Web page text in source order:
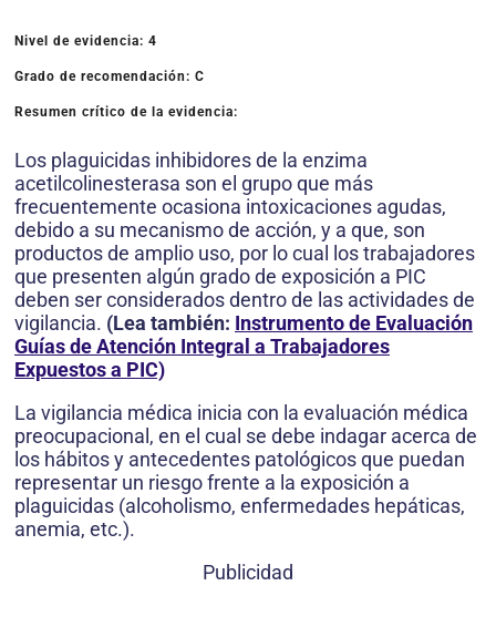
Nivel de evidencia: 4
Grado de recomendación: C
Resumen crítico de la evidencia:
Los plaguicidas inhibidores de la enzima
acetilcolinesterasa son el grupo que más
frecuentemente ocasiona intoxicaciones agudas,
debido a su mecanismo de acción, y a que, son
productos de amplio uso, por lo cual los trabajadores
que presenten algún grado de exposición a PIC
deben ser considerados dentro de las actividades de
vigilancia. (Lea también: Instrumento de Evaluación
Guías de Atención Integral a Trabajadores
Expuestos a PIC)
La vigilancia médica inicia con la evaluación médica
preocupacional, en el cual se debe indagar acerca de
los hábitos y antecedentes patológicos que puedan
representar un riesgo frente a la exposición a
plaguicidas (alcoholismo, enfermedades hepáticas,
anemia, etc.).
Publicidad